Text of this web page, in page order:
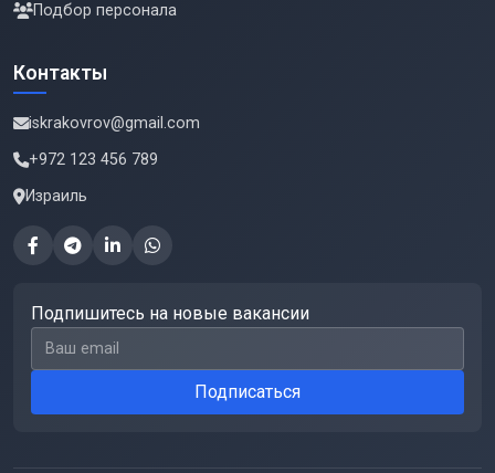
Подбор персонала
Контакты
iskrakovrov@gmail.com
+972 123 456 789
Израиль
Подпишитесь на новые вакансии
Email для подписки
Подписаться